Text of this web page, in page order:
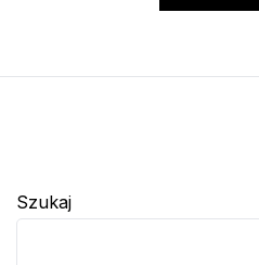
Szukaj